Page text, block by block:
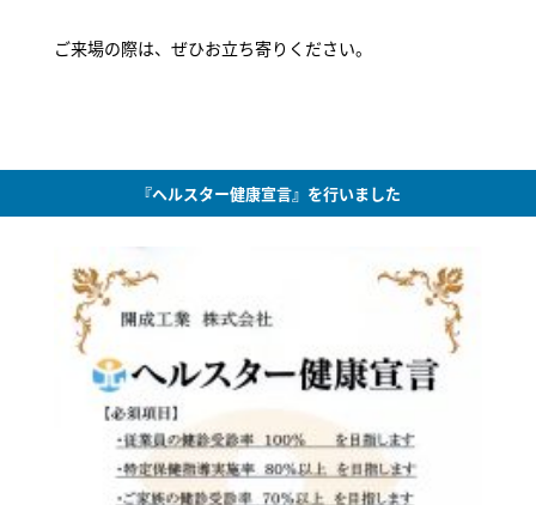
ご来場の際は、ぜひお立ち寄りください。
『ヘルスター健康宣言』を行いました